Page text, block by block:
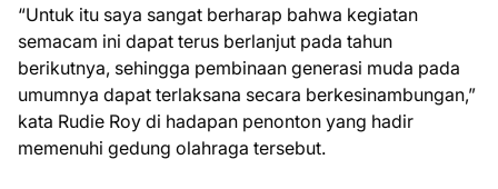
“Untuk itu saya sangat berharap bahwa kegiatan
semacam ini dapat terus berlanjut pada tahun
berikutnya, sehingga pembinaan generasi muda pada
umumnya dapat terlaksana secara berkesinambungan,”
kata Rudie Roy di hadapan penonton yang hadir
memenuhi gedung olahraga tersebut.